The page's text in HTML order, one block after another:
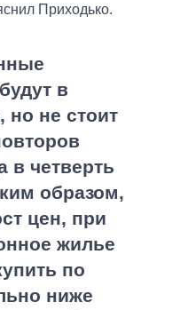
Приходько.
в
но не стоит
в четверть
образом,
цен, при
жилье
по
ниже